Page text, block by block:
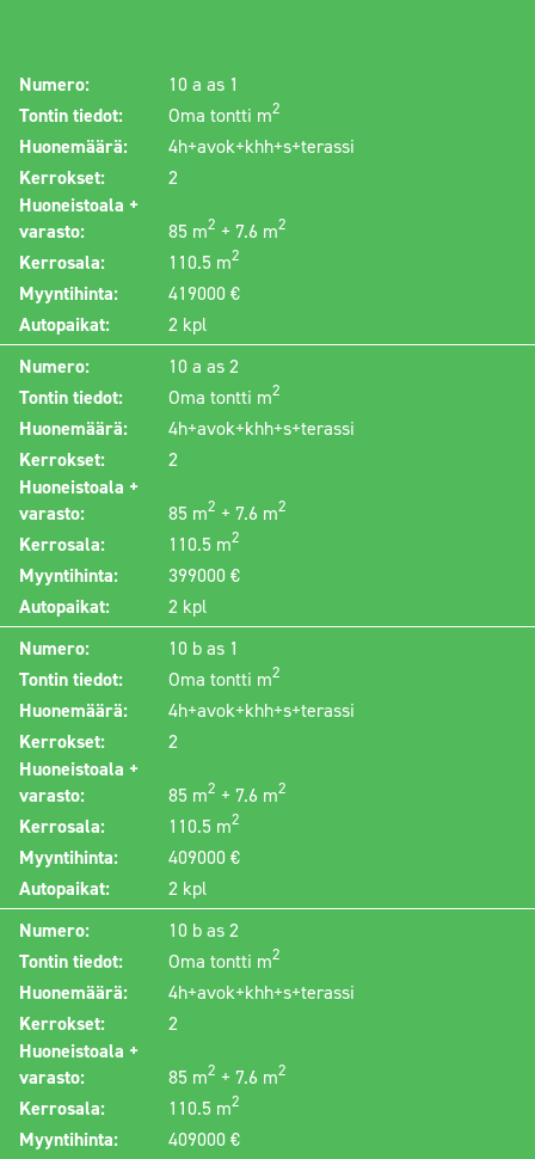
Numero:
10 a as 1
Tontin tiedot:
Oma tontti m2
Huonemäärä:
4h+avok+khh+s+terassi
Kerrokset:
2
Huoneistoala +
varasto:
85 m2 + 7.6 m2
Kerrosala: 110.5 m2
Myyntihinta:
419000 €
Autopaikat:
2 kpl
Numero:
10 a as 2
Tontin tiedot:
Oma tontti m2
Huonemäärä:
4h+avok+khh+s+terassi
Kerrokset:
2
Huoneistoala +
varasto:
85 m2 + 7.6 m2
Kerrosala: 110.5 m2
Myyntihinta:
399000 €
Autopaikat:
2 kpl
Numero:
10 b as 1
Tontin tiedot:
Oma tontti m2
Huonemäärä:
4h+avok+khh+s+terassi
Kerrokset:
2
Huoneistoala +
varasto:
85 m2 + 7.6 m2
Kerrosala: 110.5 m2
Myyntihinta:
409000 €
Autopaikat:
2 kpl
Numero:
10 b as 2
Tontin tiedot:
Oma tontti m2
Huonemäärä:
4h+avok+khh+s+terassi
Kerrokset:
2
Huoneistoala +
varasto:
85 m2 + 7.6 m2
Kerrosala: 110.5 m2
Myyntihinta:
409000 €